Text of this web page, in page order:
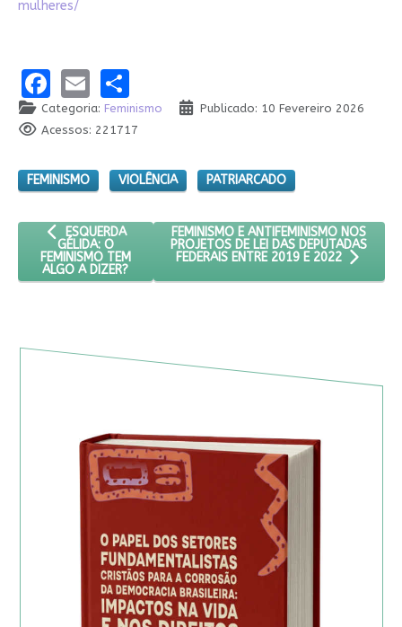
mulheres/
Facebook
EmailShare
Categoria: Feminismo
Publicado: 10 Fevereiro 2026
Acessos: 221717
FEMINISMO VIOLÊNCIA PATRIARCADO
ARTIGO ANTERIOR: ESQUERDA GÉLIDA: O FEMINISMO TEM
ESQUERDA
GÉLIDA: O
FEMINISMO TEM
ALGO A DIZER?
PRÓXIMO ARTIGO: FEMINISMO E
FEMINISMO E ANTIFEMINISMO NOS
PROJETOS DE LEI DAS DEPUTADAS
FEDERAIS ENTRE 2019 E 2022